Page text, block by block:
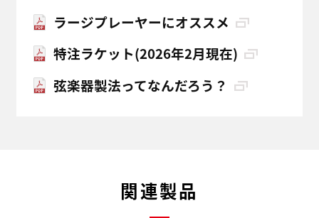
ラージプレーヤーにオススメ
特注ラケット(2026年2月現在)
弦楽器製法ってなんだろう？
関連製品